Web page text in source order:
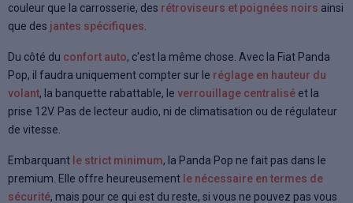
couleur que la carrosserie, des rétroviseurs et poignées noirs ainsi
que des jantes spécifiques
Du côté du confort auto, c'est la même chose. Avec la Fiat Panda
Pop, il faudra uniquement compter sur le réglage en hauteur du
volant, la banquette rabattable, le verrouillage centralisé et la
prise 12V. Pas de lecteur audio, ni de climatisation ou de régulateur
de vitesse.
Embarquant le strict minimum, la Panda Pop ne fait pas dans le
premium. Elle offre heureusement le nécessaire en termes de
sécurité, mais pour ce qui est du reste, si vous ne pouvez pas vous